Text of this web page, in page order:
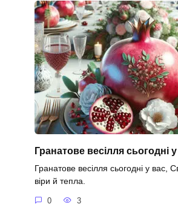
Гранатове весілля сьогодні
Гранатове весілля сьогодні у вас,
віри й тепла.
0 3